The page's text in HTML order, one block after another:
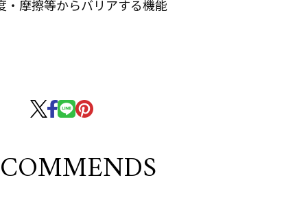
摩擦等からバリアする機能